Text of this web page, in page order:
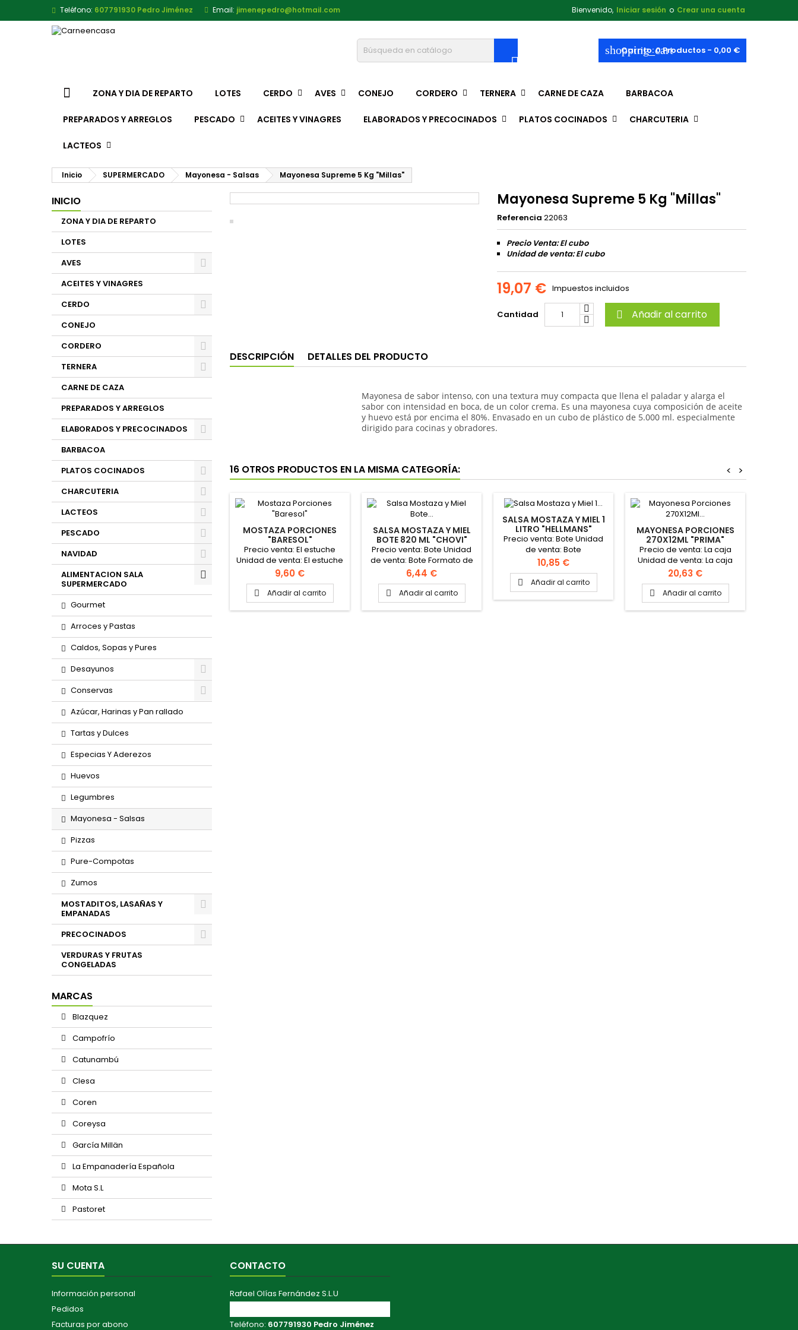
Teléfono: 607791930 Pedro Jiménez Email: jimenepedro@hotmail.com Bienvenido, Iniciar sesión o Crear una cuenta
shopping_cart
Carrito:0Productos - 0,00 €

ZONA Y DIA DE REPARTO LOTES CERDO AVES CONEJO CORDERO TERNERA CARNE DE CAZA BARBACOA
PREPARADOS Y ARREGLOS PESCADO ACEITES Y VINAGRES ELABORADOS Y PRECOCINADOS PLATOS COCINADOS CHARCUTERIA
LACTEOS
Inicio SUPERMERCADO Mayonesa - Salsas Mayonesa Supreme 5 Kg "Millas"
INICIO
ZONA Y DIA DE REPARTO
LOTES
AVES
ACEITES Y VINAGRES
CERDO
CONEJO
CORDERO
TERNERA
CARNE DE CAZA
PREPARADOS Y ARREGLOS
ELABORADOS Y PRECOCINADOS
BARBACOA
PLATOS COCINADOS
CHARCUTERIA
LACTEOS
PESCADO
NAVIDAD
ALIMENTACION SALA
SUPERMERCADO
Gourmet
Arroces y Pastas
Caldos, Sopas y Pures
Desayunos
Conservas
Azúcar, Harinas y Pan rallado
Tartas y Dulces
Especias Y Aderezos
Huevos
Legumbres
Mayonesa - Salsas
Pizzas
Pure-Compotas
Zumos
MOSTADITOS, LASAÑAS Y
EMPANADAS
PRECOCINADOS
VERDURAS Y FRUTAS
CONGELADAS
MARCAS
Blazquez
Campofrío
Catunambú
Clesa
Coren
Coreysa
García Millän
La Empanadería Española
Mota S.L
Pastoret
Mayonesa Supreme 5 Kg "Millas"
Referencia 22063
Precio Venta: El cubo
Unidad de venta: El cubo
19,07 € Impuestos incluidos
Cantidad  Añadir al carrito
DESCRIPCIÓN DETALLES DEL PRODUCTO
Mayonesa de sabor intenso, con una textura muy compacta que llena el paladar y alarga el
sabor con intensidad en boca, de un color crema. Es una mayonesa cuya composición de aceite
y huevo está por encima el 80%. Envasado en un cubo de plástico de 5.000 ml. especialmente
dirigido para cocinas y obradores.
16 OTROS PRODUCTOS EN LA MISMA CATEGORÍA: >
<
MOSTAZA PORCIONES
"BARESOL"
Precio venta: El estuche
Unidad de venta: El estuche
Formato estuche: 300
sobres Peso del sobre: 5
gramos
Precio
9,60 €
 Añadir al carrito
SALSA MOSTAZA Y MIEL
BOTE 820 ML "CHOVI"
Precio venta: Bote Unidad
de venta: Bote Formato de
la caja: 8 botes
Precio
6,44 €
 Añadir al carrito
SALSA MOSTAZA Y MIEL 1
LITRO "HELLMANS"
Precio venta: Bote Unidad
de venta: Bote
Precio
10,85 €
 Añadir al carrito
MAYONESA PORCIONES
270X12ML "PRIMA"
Precio de venta: La caja
Unidad de venta: La caja
Cada caja contiene 270
sobres de 12ml
Precio
20,63 €
 Añadir al carrito
SU CUENTA
Información personal
Pedidos
Facturas por abono
CONTACTO
Rafael Olías Fernández S.L.U
Teléfono: 607791930 Pedro Jiménez